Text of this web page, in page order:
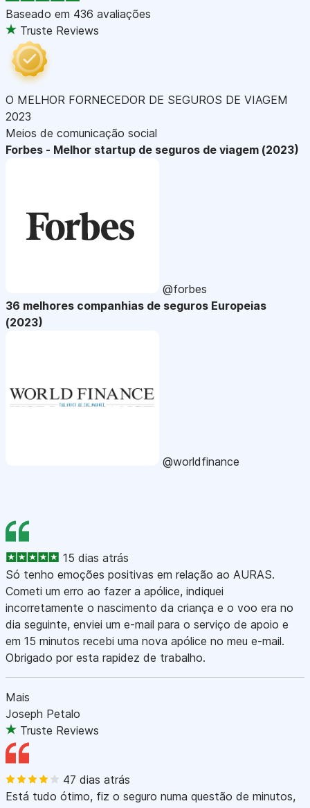
Baseado em 436 avaliações
Truste Reviews
O MELHOR FORNECEDOR DE SEGUROS DE VIAGEM
2023
Meios de comunicação social
Forbes - Melhor startup de seguros de viagem (2023)
@forbes
36 melhores companhias de seguros Europeias
(2023)
@worldfinance
15 dias atrás
Só tenho emoções positivas em relação ao AURAS.
Cometi um erro ao fazer a apólice, indiquei
incorretamente o nascimento da criança e o voo era no
dia seguinte, enviei um e-mail para o serviço de apoio e
em 15 minutos recebi uma nova apólice no meu e-mail.
Obrigado por esta rapidez de trabalho.
Mais
Joseph Petalo
Truste Reviews
47 dias atrás
Está tudo ótimo, fiz o seguro numa questão de minutos,